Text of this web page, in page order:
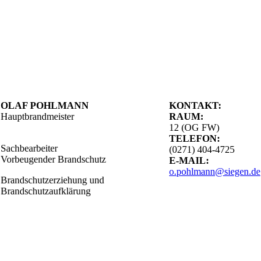
OLAF POHLMANN
Hauptbrandmeister
Sachbearbeiter
Vorbeugender Brandschutz
Brandschutzerziehung und
Brandschutzaufklärung
KONTAKT:
RAUM:
12 (OG FW)
TELEFON:
(0271) 404-4725
E-MAIL:
o.pohlmann@siegen.de